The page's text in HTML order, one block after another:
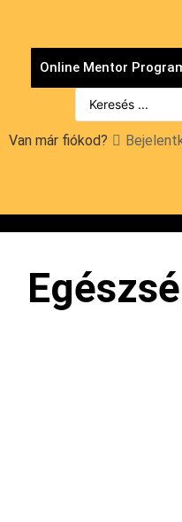
Online Mentor
Van már fiókod?